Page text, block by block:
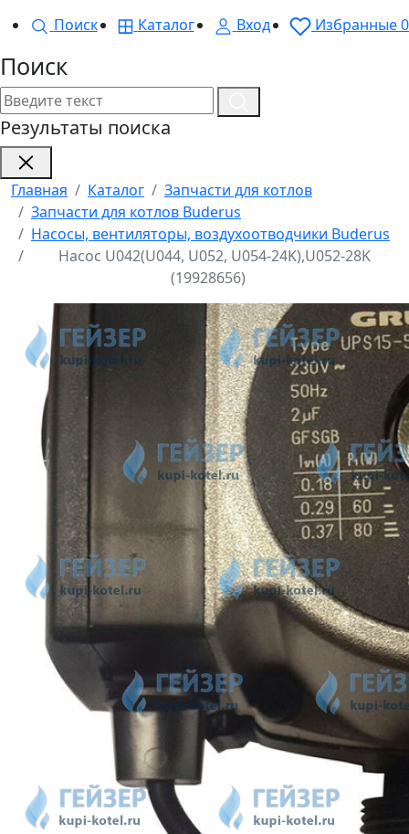
Поиск
Каталог Вход Избранные0
Поиск
Результаты поиска
Главная Каталог
Запчасти для котлов
Запчасти для котлов Buderus
Насосы, вентиляторы, воздухоотводчики Buderus
Насос U042(U044, U052, U054-24K),U052-28K
(19928656)